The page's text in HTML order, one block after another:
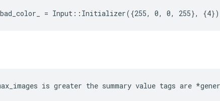
bad_color_ = Input::Initializer({255, 0, 0, 255},
is greater the summary value tags are